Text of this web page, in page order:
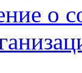
о